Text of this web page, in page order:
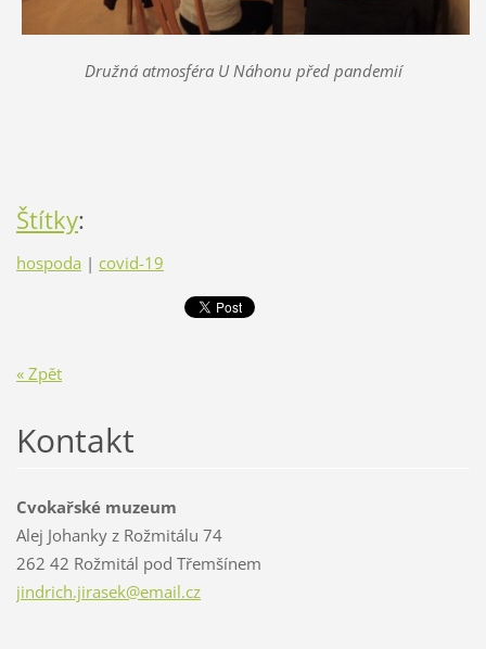
Družná atmosféra U Náhonu před pandemií
Štítky:
hospoda | covid-19
« Zpět
Kontakt
Cvokařské muzeum
Alej Johanky z Rožmitálu 74
262 42 Rožmitál pod Třemšínem
jindrich.jirasek@email.cz